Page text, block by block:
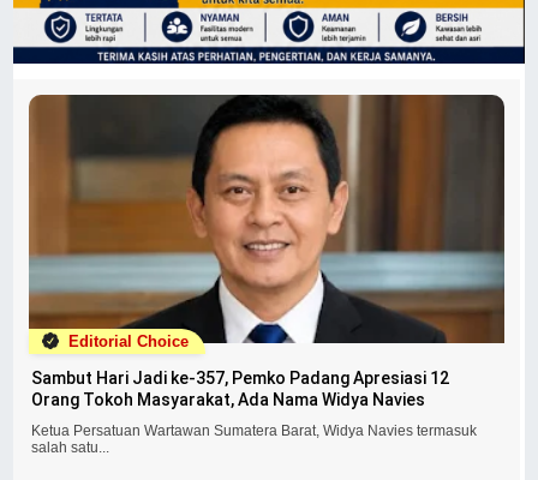
Editorial Choice
Sambut Hari Jadi ke-357, Pemko Padang Apresiasi 12
Orang Tokoh Masyarakat, Ada Nama Widya Navies
Ketua Persatuan Wartawan Sumatera Barat, Widya Navies termasuk
salah satu...